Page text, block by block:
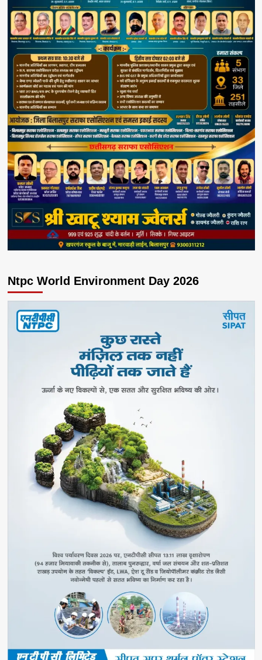
Ntpc World Environment Day 2026